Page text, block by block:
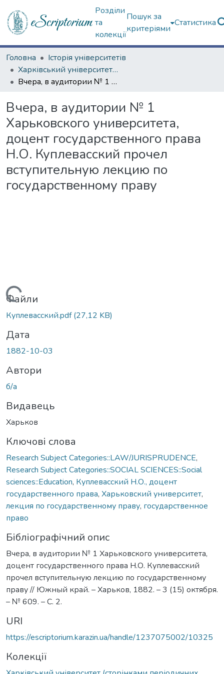
Розділи
та
колекції
Пошук за
критеріями
Статистика
Головна
Історія університетів
Харківський університет (сторінками періодичних видань)
Вчера, в аудитории № 1 Харьковского университета, доцент государственного права Н.О. Куплевасский прочел вступительную лекцию по государственному праву
Вчера, в аудитории № 1
Харьковского университета,
доцент государственного права
Н.О. Куплевасский прочел
вступительную лекцию по
государственному праву
Вантажиться...
Файли
Куплевасский.pdf(27,12 KB)
Дата
1882-10-03
Автори
б/а
Видавець
Харьков
Ключові слова
Research Subject Categories::LAW/JURISPRUDENCE,
Research Subject Categories::SOCIAL SCIENCES::Social
sciences::Education, Куплевасский Н.О., доцент
государственного права, Харьковский университет,
лекция по государственному праву, государственное
право
Бібліографічний опис
Вчера, в аудитории № 1 Харьковского университета,
доцент государственного права Н.О. Куплевасский
прочел вступительную лекцию по государственному
праву // Южный край. – Харьков, 1882. – 3 (15) октября.
– № 609. – C. 2.
URI
https://escriptorium.karazin.ua/handle/1237075002/10325
Колекції